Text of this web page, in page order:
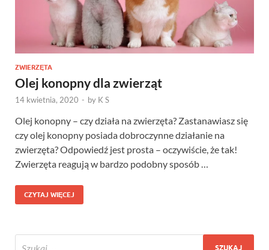
ZWIERZĘTA
Olej konopny dla zwierząt
14 kwietnia, 2020 - by K S
Olej konopny – czy działa na zwierzęta? Zastanawiasz się
czy olej konopny posiada dobroczynne działanie na
zwierzęta? Odpowiedź jest prosta – oczywiście, że tak!
Zwierzęta reagują w bardzo podobny sposób …
CZYTAJ WIĘCEJ